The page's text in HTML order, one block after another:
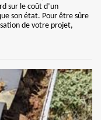
sur le coût d’un
son état. Pour être sûre
de votre projet,